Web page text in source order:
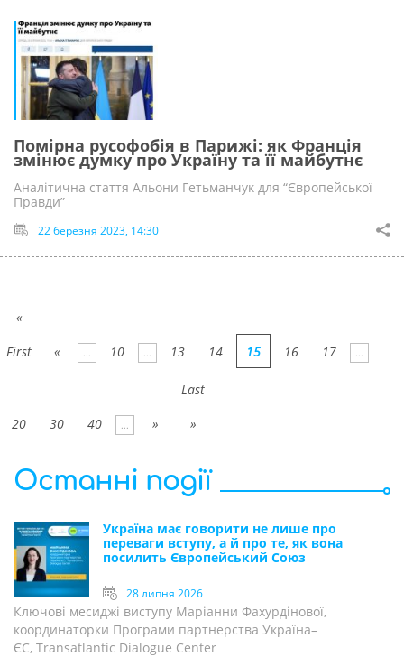
Помірна русофобія в Парижі: як Франція
змінює думку про Україну та її майбутнє
Аналітична стаття Альони Гетьманчук для “Європейської
Правди”
22 березня 2023, 14:30
«
First
« ... 10 ... 13 14 15 16 17 ...
20 30 40 ... »
Last
»
Останні події
Україна має говорити не лише про
переваги вступу, а й про те, як вона
посилить Європейський Союз
28 липня 2026
Ключові месиджі виступу Маріанни Фахурдінової,
координаторки Програми партнерства Україна–
ЄС, Transatlantic Dialogue Center